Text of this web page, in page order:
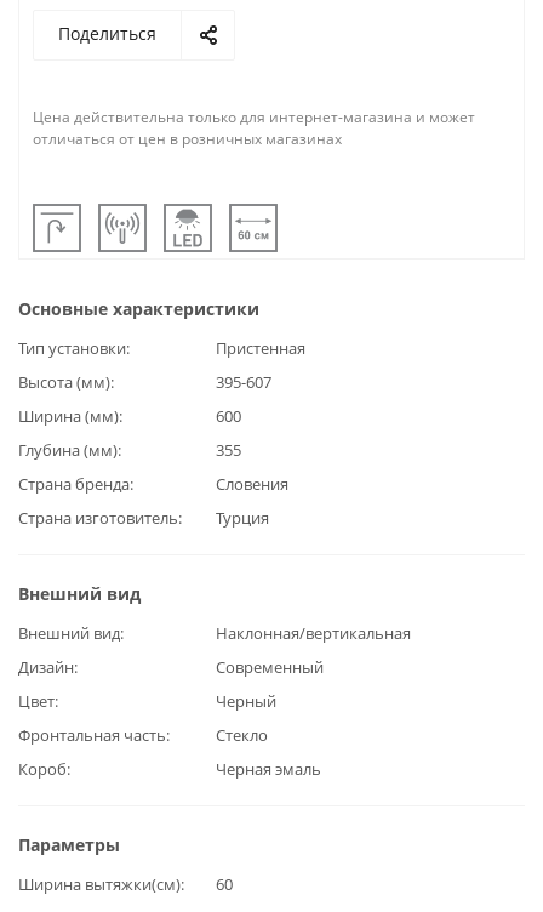
Поделиться
Цена действительна только для интернет-магазина и может
отличаться от цен в розничных магазинах
Основные характеристики
Тип установки
Пристенная
Высота (мм)
395-607
Ширина (мм)
600
Глубина (мм)
355
Страна бренда
Словения
Страна изготовитель
Турция
Внешний вид
Внешний вид
Наклонная/вертикальная
Дизайн
Современный
Цвет
Черный
Фронтальная часть
Стекло
Короб
Черная эмаль
Параметры
Ширина вытяжки(см)
60